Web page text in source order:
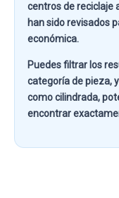
centros de reciclaje
han sido revisados
económica.
Puedes filtrar los
categoría de pieza,
comocilindrada,
encontrar